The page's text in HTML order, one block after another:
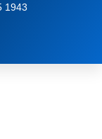
1943